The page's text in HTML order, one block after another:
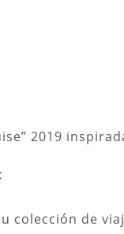
2019
colección de